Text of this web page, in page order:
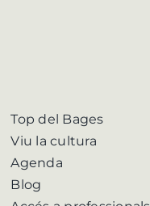
Top del Bages
Viu la cultura
Agenda
Blog